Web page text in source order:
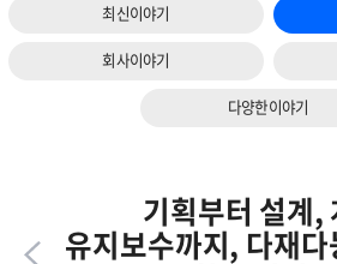
최신이야기
회사이야기
다양한이야기
기획부터 설계,
유지보수까지, 다재